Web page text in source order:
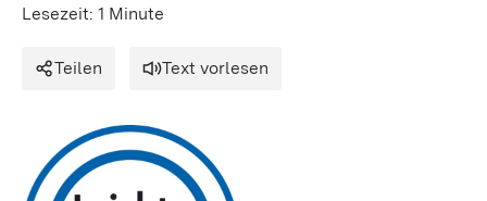
Lesezeit: 1 Minute
Teilen Text vorlesen